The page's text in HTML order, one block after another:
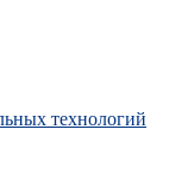
технологий